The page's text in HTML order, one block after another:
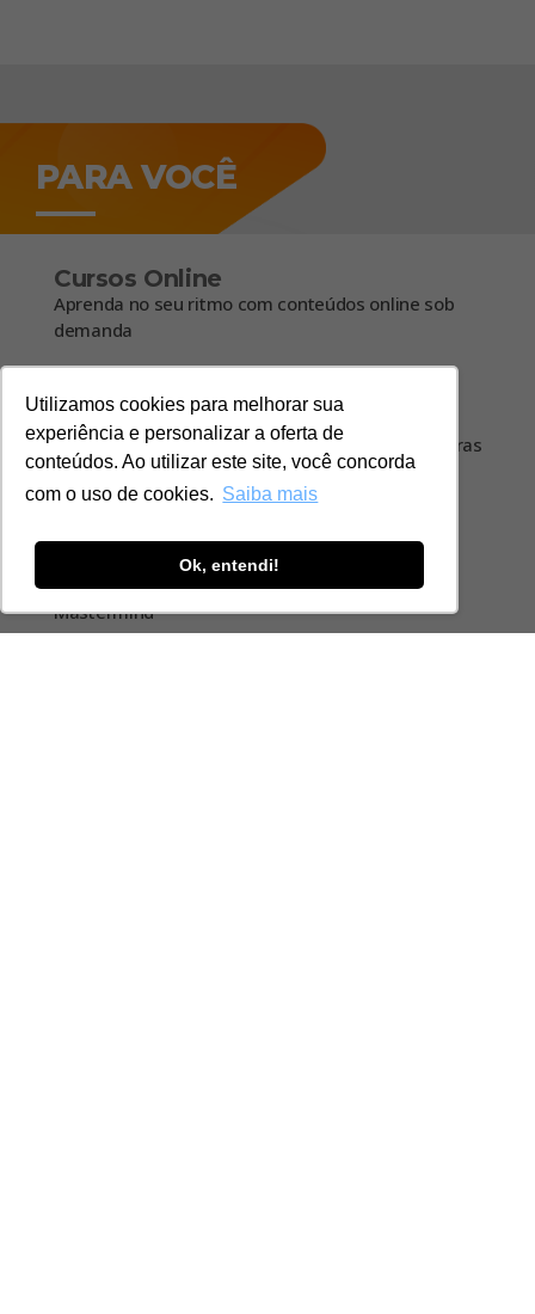
Utilizamos cookies para melhorar sua
experiência e personalizar a oferta de
conteúdos. Ao utilizar este site, você concorda
com o uso de cookies. Saiba mais
Ok, entendi!
PARA VOCÊ
Cursos Online
Aprenda no seu ritmo com conteúdos online sob
demanda
Eventos
Junte-se a comunidade em experiências inovadoras
e imersivas
Adquira as obras da Coleção Compliance
Mastermind